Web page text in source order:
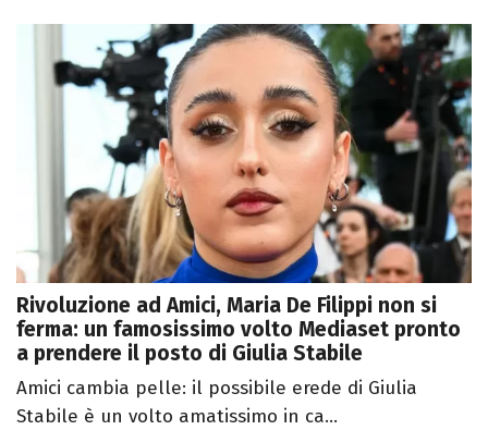
Rivoluzione ad Amici, Maria De Filippi non si
ferma: un famosissimo volto Mediaset pronto
a prendere il posto di Giulia Stabile
Amici cambia pelle: il possibile erede di Giulia
Stabile è un volto amatissimo in ca...